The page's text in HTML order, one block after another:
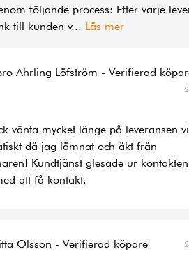
följande process: Efter varje
till kunden v... Läs mer
Ahrling Löfström - Verifierad
vänta mycket länge på leveransen
då jag lämnat och åkt från
Kundtjänst glesade ur
att få kontakt.
Olsson - Verifierad köpare